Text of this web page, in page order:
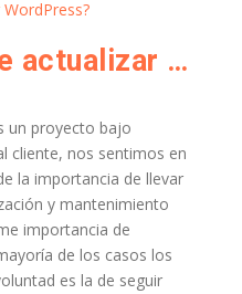
¿Es importante actualizar WordPress?
un proyecto bajo
cliente, nos sentimos en
la importancia de llevar
y mantenimiento
importancia de
de los casos los
es la de seguir